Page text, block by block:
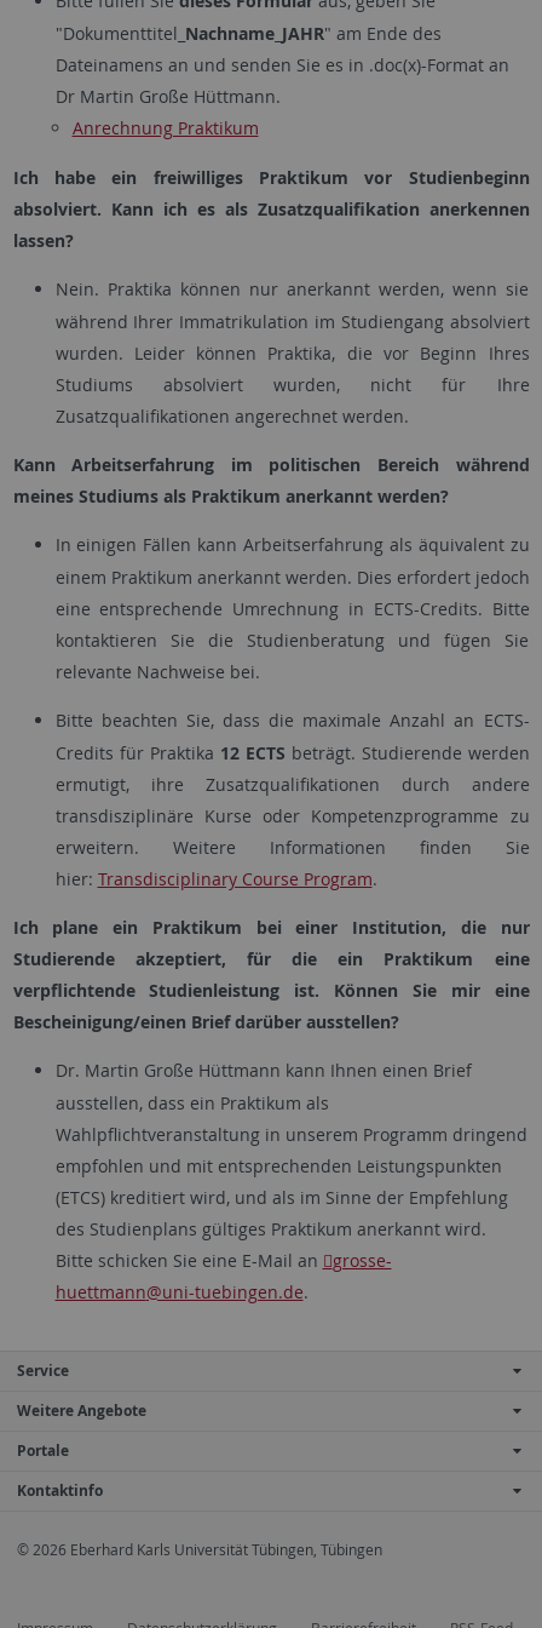
"Dokumenttitel_ Nachname_JAHR" am Ende des
Dateinamens an und senden Sie es in .doc(x)-Format an
Dr Martin Große Hüttmann.
Anrechnung Praktikum
Ich habe ein freiwilliges Praktikum vor Studienbeginn
absolviert. Kann ich es als Zusatzqualifikation anerkennen
lassen?
Nein. Praktika können nur anerkannt werden, wenn sie
während Ihrer Immatrikulation im Studiengang absolviert
wurden. Leider können Praktika, die vor Beginn Ihres
Studiums absolviert wurden, nicht für Ihre
Zusatzqualifikationen angerechnet werden.
Kann Arbeitserfahrung im politischen Bereich während
meines Studiums als Praktikum anerkannt werden?
In einigen Fällen kann Arbeitserfahrung als äquivalent zu
einem Praktikum anerkannt werden. Dies erfordert jedoch
eine entsprechende Umrechnung in ECTS-Credits. Bitte
kontaktieren Sie die Studienberatung und fügen Sie
relevante Nachweise bei.
Bitte beachten Sie, dass die maximale Anzahl an ECTS-
Credits für Praktika 12 ECTS beträgt. Studierende werden
ermutigt, ihre Zusatzqualifikationen durch andere
transdisziplinäre Kurse oder Kompetenzprogramme zu
erweitern. Weitere Informationen finden Sie
hier: Transdisciplinary Course Program.
Ich plane ein Praktikum bei einer Institution, die nur
Studierende akzeptiert, für die ein Praktikum eine
verpflichtende Studienleistung ist. Können Sie mir eine
Bescheinigung/einen Brief darüber ausstellen?
Dr. Martin Große Hüttmann kann Ihnen einen Brief
ausstellen, dass ein Praktikum als
Wahlpflichtveranstaltung in unserem Programm dringend
empfohlen und mit entsprechenden Leistungspunkten
(ETCS) kreditiert wird, und als im Sinne der Empfehlung
des Studienplans gültiges Praktikum anerkannt wird.
Bitte schicken Sie eine E-Mail an
grosse-
huettmann@uni-tuebingen.de.
Service
Weitere Angebote
Portale
Kontaktinfo
© 2026 Eberhard Karls Universität Tübingen, Tübingen